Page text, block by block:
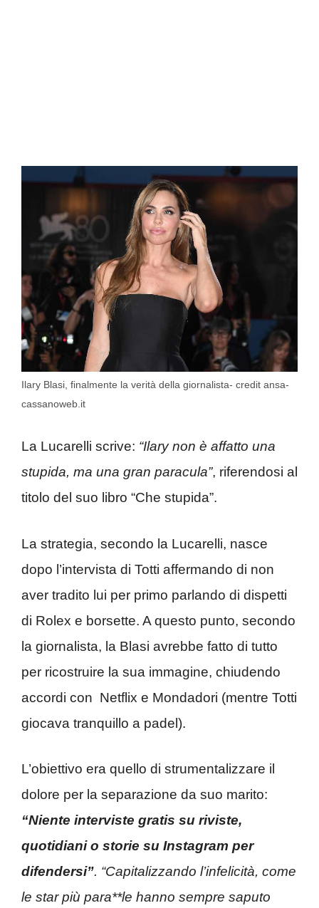
Ilary Blasi, finalmente la verità della giornalista- credit ansa-
cassanoweb.it
La Lucarelli scrive: “Ilary non è affatto una
stupida, ma una gran paracula”, riferendosi al
titolo del suo libro “Che stupida”.
La strategia, secondo la Lucarelli, nasce
dopo l’intervista di Totti affermando di non
aver tradito lui per primo parlando di dispetti
di Rolex e borsette. A questo punto, secondo
la giornalista, la Blasi avrebbe fatto di tutto
per ricostruire la sua immagine, chiudendo
accordi con Netflix e Mondadori (mentre Totti
giocava tranquillo a padel).
L’obiettivo era quello di strumentalizzare il
dolore per la separazione da suo marito:
“Niente interviste gratis su riviste,
quotidiani o storie su Instagram per
difendersi”. “Capitalizzando l’infelicità, come
le star più para**le hanno sempre saputo